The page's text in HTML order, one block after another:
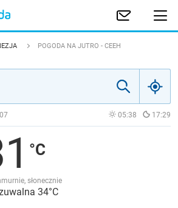
POGODA NA JUTRO - CEEH
05:38 17:29
słonecznie
34°C